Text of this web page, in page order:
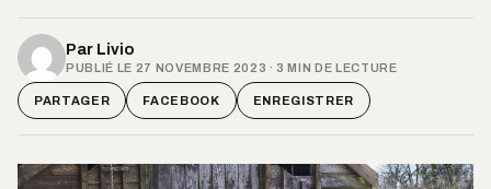
Par Livio
PUBLIÉ LE 27 NOVEMBRE 2023 · 3 MIN DE LECTURE
PARTAGER FACEBOOK ENREGISTRER